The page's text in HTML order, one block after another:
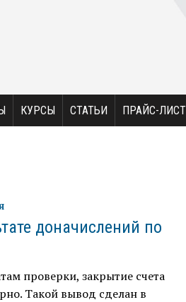
КУРСЫ СТАТЬИ ПРАЙС-ЛИСТ
доначислений по
проверки, закрытие счета
Такой вывод сделан в